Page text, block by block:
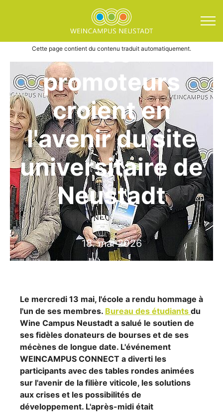
Wine Campus News
Cette page contient du contenu traduit automatiquement.
Les
promoteurs
croient en
l'avenir du site
universitaire de
Neustadt
18. mai 2026
Le mercredi 13 mai, l'école a rendu hommage à
l'un de ses membres. Bureau des étudiants du
Wine Campus Neustadt a salué le soutien de
ses fidèles donateurs de bourses et de ses
mécènes de longue date. L'événement
WEINCAMPUS CONNECT a diverti les
participants avec des tables rondes animées
sur l'avenir de la filière viticole, les solutions
aux crises et les possibilités de
développement. L'après-midi était